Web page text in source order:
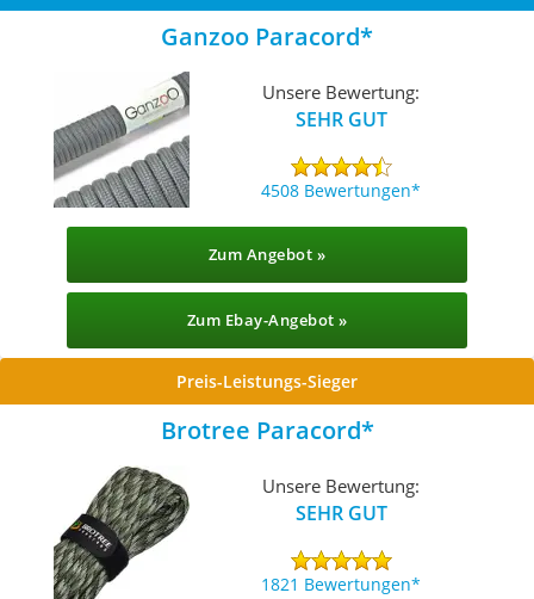
Ganzoo Paracord
Unsere Bewertung:
SEHR GUT
4508 Bewertungen
Zum Angebot »
Zum Ebay-Angebot »
Preis-Leistungs-Sieger
Brotree Paracord
Unsere Bewertung:
SEHR GUT
1821 Bewertungen